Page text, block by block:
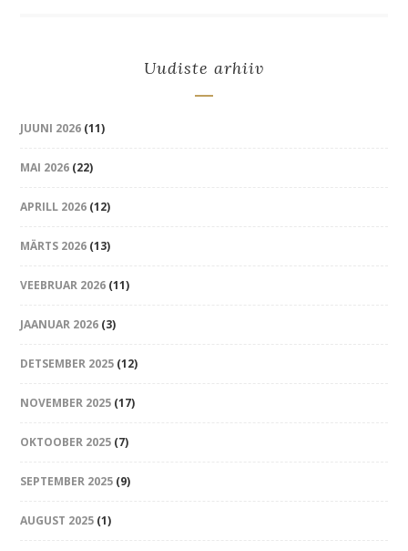
Uudiste arhiiv
JUUNI 2026 (11)
MAI 2026 (22)
APRILL 2026 (12)
MÄRTS 2026 (13)
VEEBRUAR 2026 (11)
JAANUAR 2026 (3)
DETSEMBER 2025 (12)
NOVEMBER 2025 (17)
OKTOOBER 2025 (7)
SEPTEMBER 2025 (9)
AUGUST 2025 (1)